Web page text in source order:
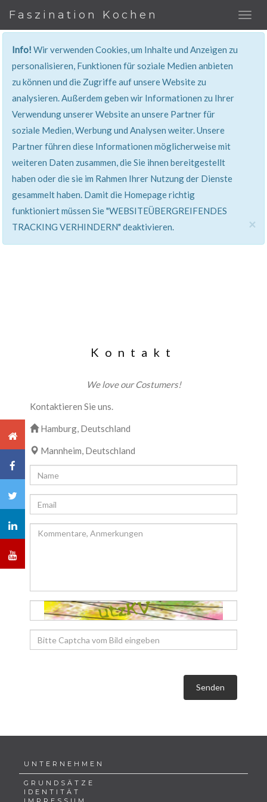
Faszination Kochen
Info!Wir verwenden Cookies, um Inhalte und Anzeigen zu
personalisieren, Funktionen für soziale Medien anbieten
zu können und die Zugriffe auf unsere Website zu
analysieren. Außerdem geben wir Informationen zu Ihrer
Verwendung unserer Website an unsere Partner für
soziale Medien, Werbung und Analysen weiter. Unsere
Partner führen diese Informationen möglicherweise mit
weiteren Daten zusammen, die Sie ihnen bereitgestellt
haben oder die sie im Rahmen Ihrer Nutzung der Dienste
gesammelt haben. Damit die Homepage richtig
funktioniert müssen Sie "WEBSITEÜBERGREIFENDES
TRACKING VERHINDERN" deaktivieren.
×
401, Nicht Erlaubt
Sie haben keinen Zugang zu diesem Bereich. Sie
werden automatisch weitergeleitet.
Kontakt
We love our Costumers!
Kontaktieren Sie uns.
Hamburg, Deutschland
Mannheim, Deutschland
Senden
UNTERNEHMEN
GRUNDSÄTZE
IDENTITÄT